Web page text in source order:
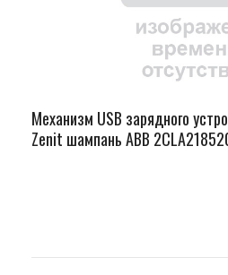
Механизм USB зарядного
Zenit шампань ABB